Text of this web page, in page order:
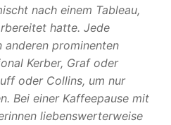
nach einem Tableau,
hatte. Jede
anderen prominenten
Kerber, Graf oder
oder Collins, um nur
Bei einer Kaffeepause mit
liebenswerterweise